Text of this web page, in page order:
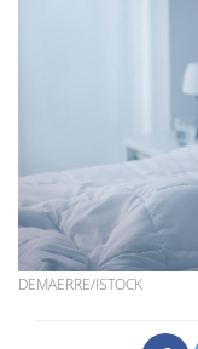
DEMAERRE/ISTOCK